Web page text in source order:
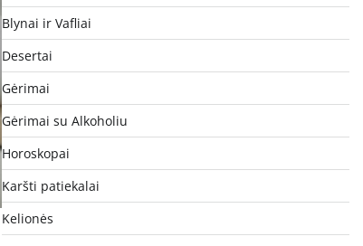
Blynai ir Vafliai
Desertai
Gėrimai
Gėrimai su Alkoholiu
Horoskopai
Karšti patiekalai
Kelionės